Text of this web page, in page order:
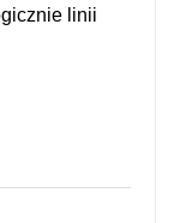
linii